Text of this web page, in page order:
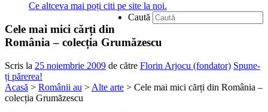
Ce altceva mai poți citi pe site la noi.
Caută
Cele mai mici cărți din
România – colecția Grumăzescu
Scris la 25 noiembrie 2009 de către Florin Arjocu (fondator) Spune-
ți părerea!
Acasă > Românii au > Alte arte > Cele mai mici cărți din România –
colecția Grumăzescu